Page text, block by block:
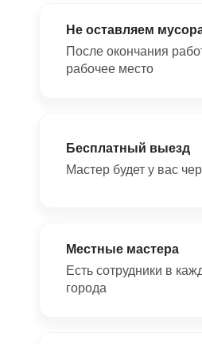
Не оставляем
После окончания
рабочее место
Бесплатный выезд
Мастер будет у вас
Местные мастера
Есть сотрудники в
города